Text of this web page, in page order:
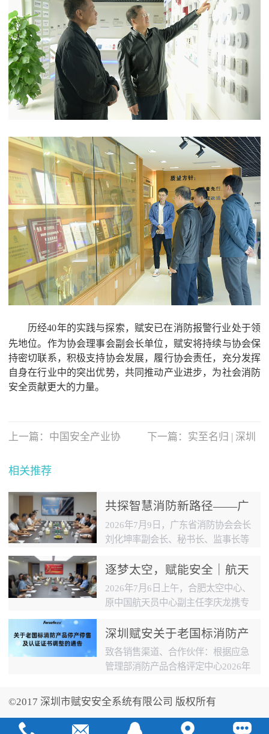
历经40年的实践与探索，赋安已在消防报警行业处于领
先地位。作为协会理事会副会长单位，赋安将持续与协会保
持密切联系，积极支持协会发展，履行协会责任，充分发挥
自身在行业中的突出优势，共同推动产业进步，为社会消防
安全贡献更大的力量。
上一篇： 中国安全产业协
下一篇： 实至名归 | 深圳
相关推荐
共探智慧消防新路径——广
东省消防协会会长刘化坤一
行莅临赋安集团考察交流
2026年7月9日，广东省消防协会会长
刘化坤率副会长、秘书长、监事长等
团副总经理俞一凡、张荣奎携相关部
门负责人热情接待并陪同考察。双方
就消防技术创新、消防数据应用与产
上，公司品牌负责人张楷全面介绍赋
安四十余年发展历程、全产业链核心
业务矩阵及系列智慧消防创新产品，
详细讲解公司在火灾自动探测、防火
消防核心技术...
逐梦太空，赋能安全｜航天
安全专家李庆龙一行莅临赋
安总部考察交流
2026年7月6日上午，合肥太空中心、
原中国航天员中心副主任李庆龙携专
聚焦航天安全与民用消防安全跨界技
术融合创新并深度交流研讨。赋安集
团相关领导全程接待并参加会议。李
研究，在载人航天工程可靠性保障方
面具有深厚造诣。此次到访赋安，旨
深圳赋安关于老国标消防产
品停产停售及认证证书调整
的通告
致各销售渠道、合作伙伴：根据应急
管理部消防产品合格评定中心2026年
求，我司生产的以下旧版国家标准消
防产品，其强制性产品认证（CCC）
证书已于2026年4月30日起全部暂
©2017 深圳市赋安安全系统有限公司 版权所有